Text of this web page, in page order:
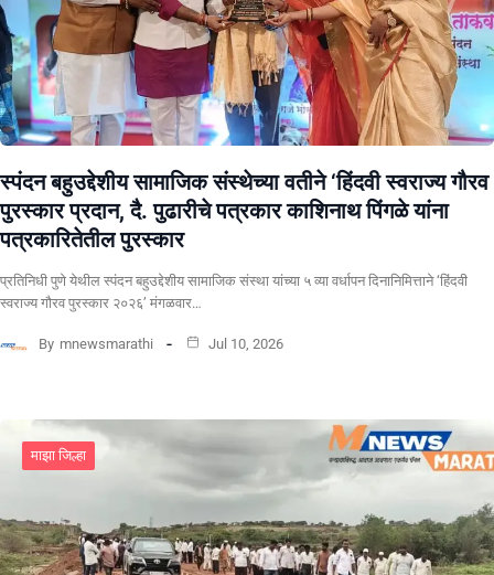
स्पंदन बहुउद्देशीय सामाजिक संस्थेच्या वतीने ‘हिंदवी स्वराज्य गौरव
पुरस्कार प्रदान, दै. पुढारीचे पत्रकार काशिनाथ पिंगळे यांना
पत्रकारितेतील पुरस्कार
प्रतिनिधी पुणे येथील स्पंदन बहुउद्देशीय सामाजिक संस्था यांच्या ५ व्या वर्धापन दिनानिमित्ताने ‘हिंदवी
स्वराज्य गौरव पुरस्कार २०२६’ मंगळवार…
By mnewsmarathi Jul 10, 2026
माझा जिल्हा